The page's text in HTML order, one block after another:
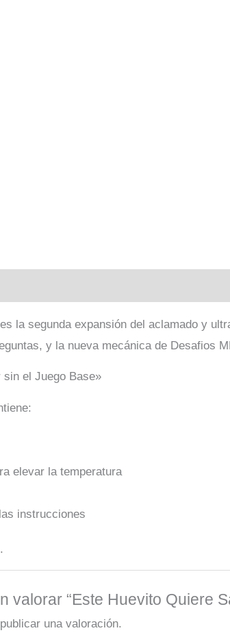
la segunda expansión del aclamado y
y la nueva mecánica de Desafios
sin el Juego Base»
elevar la temperatura
instrucciones
valorar “Este Huevito Quiere
una valoración.